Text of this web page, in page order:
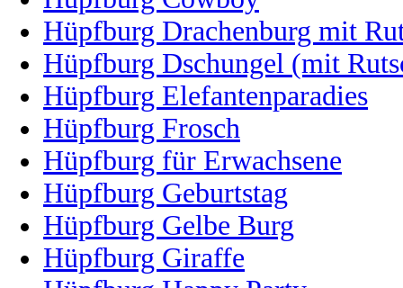
Hüpfburg Drachenburg mit
Hüpfburg Dschungel (mit
Hüpfburg Elefantenparadies
Hüpfburg Frosch
Hüpfburg für Erwachsene
Hüpfburg Geburtstag
Hüpfburg Gelbe Burg
Hüpfburg Giraffe